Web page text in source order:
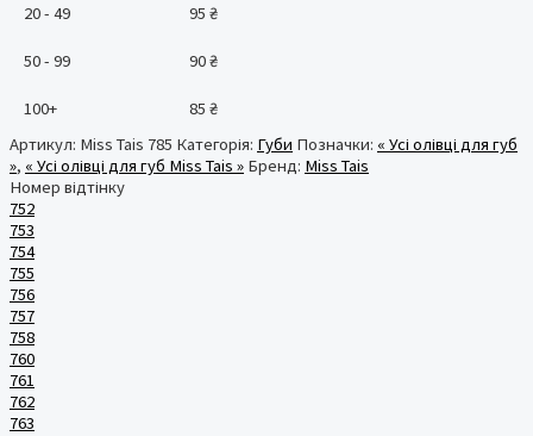
20 - 49 95 ₴
50 - 99 90₴
100+ 85 ₴
Артикул: Miss Tais 785 Категорія: Губи Позначки: « Усі олівці для губ
», « Усі олівці для губ Miss Tais » Бренд: Miss Tais
Номер відтінку
752
753
754
755
756
757
758
760
761
762
763